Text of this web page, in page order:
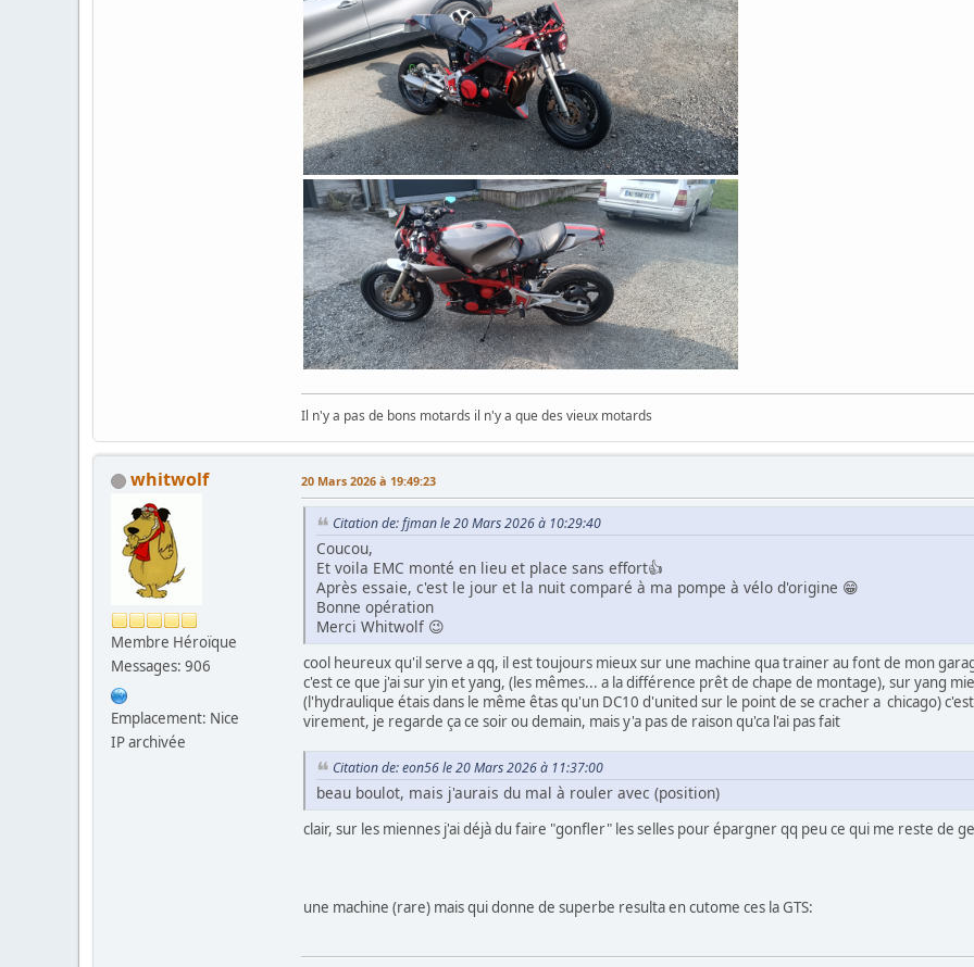
Il n'y a pas de bons motards il n'y a que des vieux motards
whitwolf
Membre Héroïque
Messages: 906
Emplacement: Nice
IP archivée
20 Mars 2026 à 19:49:23
Citation de: fjman le 20 Mars 2026 à 10:29:40
Coucou,
Et voila EMC monté en lieu et place sans effort👍
Après essaie, c'est le jour et la nuit comparé à ma pompe à vélo d'origine 😁
Bonne opération
Merci Whitwolf 😉
cool heureux qu'il serve a qq, il est toujours mieux sur une machine qua trainer au font de mon
c'est ce que j'ai sur yin et yang, (les mêmes... a la différence prêt de chape de montage), sur yang
(l'hydraulique étais dans le même êtas qu'un DC10 d'united sur le point de se cracher a chicago)
virement, je regarde ça ce soir ou demain, mais y'a pas de raison qu'ca l'ai pas fait
Citation de: eon56 le 20 Mars 2026 à 11:37:00
beau boulot, mais j'aurais du mal à rouler avec (position)
clair, sur les miennes j'ai déjà du faire "gonfler" les selles pour épargner qq peu ce qui me reste de
une machine (rare) mais qui donne de superbe resulta en cutome ces la GTS: